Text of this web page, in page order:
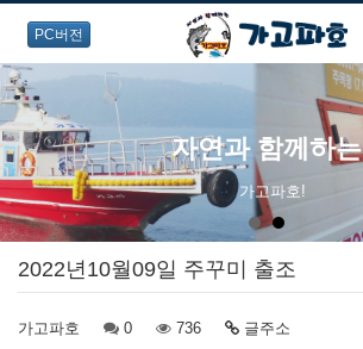
PC버전
자연과 함께하는
가고파호!
2022년10월09일 주꾸미 출조
가고파호 0 736 글주소